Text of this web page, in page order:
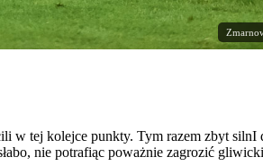
w tej kolejce punkty. Tym razem zbyt
nie potrafiąc poważnie zagrozić